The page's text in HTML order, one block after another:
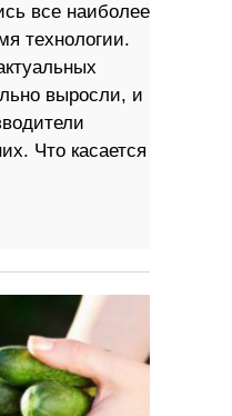
все наиболее
технологии.
выросли, и
Что касается